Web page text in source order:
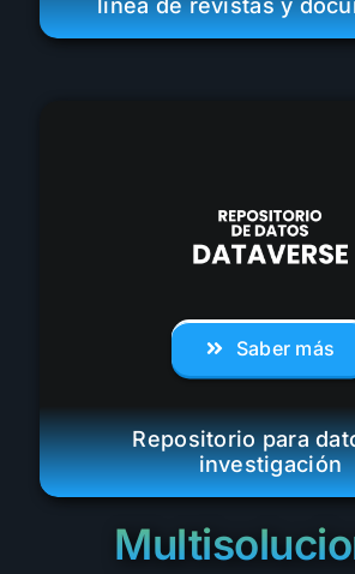
línea de revistas y
Saber más
Repositorio para
investigación